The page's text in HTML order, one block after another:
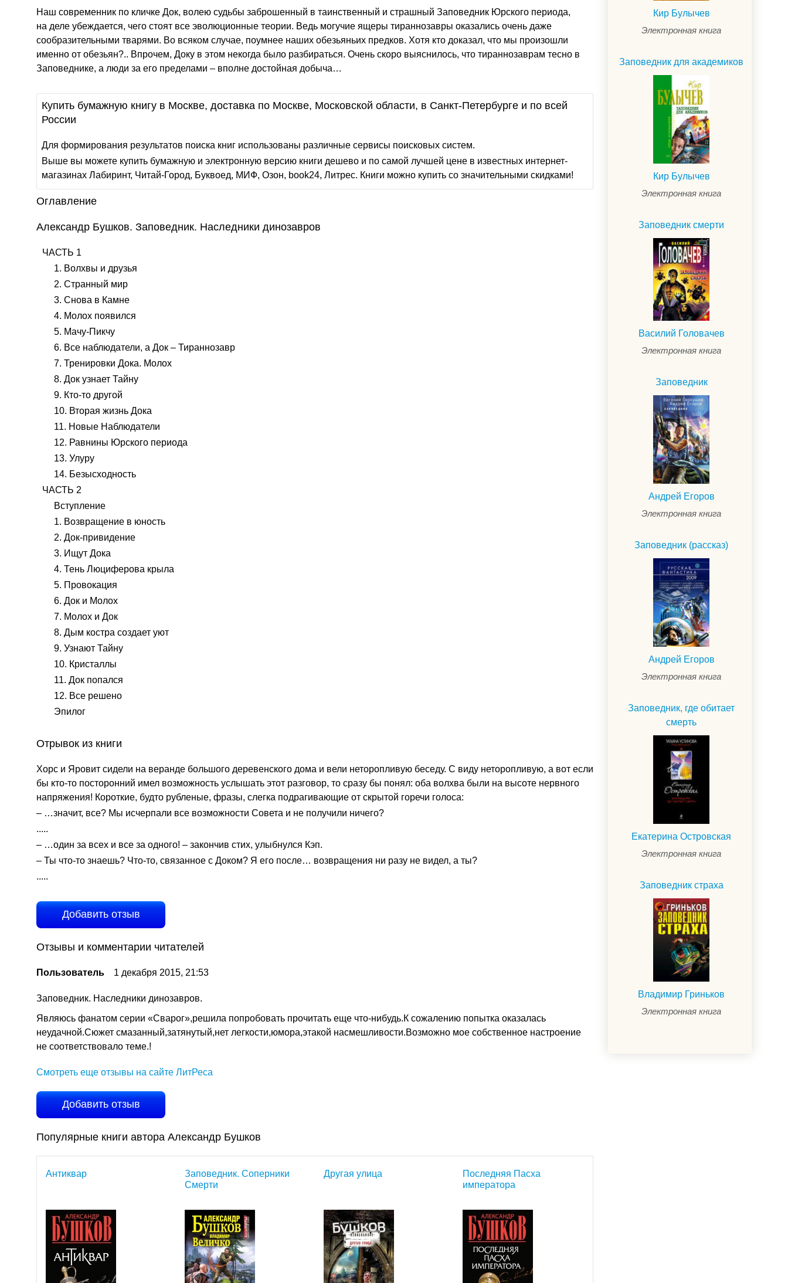
Наш современник по кличке Док, волею судьбы заброшенный в таинственный и страшный Заповедник Юрского периода,
на деле убеждается, чего стоят все эволюционные теории. Ведь могучие ящеры тираннозавры оказались очень даже
сообразительными тварями. Во всяком случае, поумнее наших обезьяньих предков. Хотя кто доказал, что мы произошли
именно от обезьян?.. Впрочем, Доку в этом некогда было разбираться. Очень скоро выяснилось, что тираннозаврам тесно в
Заповеднике, а люди за его пределами – вполне достойная добыча…
Купить бумажную книгу в Москве, доставка по Москве, Московской области, в Санкт-Петербурге и по всей
России
Для формирования результатов поиска книг использованы различные сервисы поисковых систем.
Выше вы можете купить бумажную и электронную версию книги дешево и по самой лучшей цене в известных интернет-
магазинах Лабиринт, Читай-Город, Буквоед, МИФ, Озон, book24, Литрес. Книги можно купить со значительными скидками!
Оглавление
Александр Бушков. Заповедник. Наследники динозавров
ЧАСТЬ 1
1. Волхвы и друзья
2. Странный мир
3. Снова в Камне
4. Молох появился
5. Мачу-Пикчу
6. Все наблюдатели, а Док – Тираннозавр
7. Тренировки Дока. Молох
8. Док узнает Тайну
9. Кто-то другой
10. Вторая жизнь Дока
11. Новые Наблюдатели
12. Равнины Юрского периода
13. Улуру
14. Безысходность
ЧАСТЬ 2
Вступление
1. Возвращение в юность
2. Док-привидение
3. Ищут Дока
4. Тень Люциферова крыла
5. Провокация
6. Док и Молох
7. Молох и Док
8. Дым костра создает уют
9. Узнают Тайну
10. Кристаллы
11. Док попался
12. Все решено
Эпилог
Отрывок из книги
Хорс и Яровит сидели на веранде большого деревенского дома и вели неторопливую беседу. С виду неторопливую, а вот если
бы кто-то посторонний имел возможность услышать этот разговор, то сразу бы понял: оба волхва были на высоте нервного
напряжения! Короткие, будто рубленые, фразы, слегка подрагивающие от скрытой горечи голоса:
– …значит, все? Мы исчерпали все возможности Совета и не получили ничего?
.....
– …один за всех и все за одного! – закончив стих, улыбнулся Кэп.
– Ты что-то знаешь? Что-то, связанное с Доком? Я его после… возвращения ни разу не видел, а ты?
.....
Добавить отзыв
Отзывы и комментарии читателей
Пользователь 1 декабря 2015, 21:53
Заповедник. Наследники динозавров.
Являюсь фанатом серии «Сварог»,решила попробовать прочитать еще что-нибудь.К сожалению попытка оказалась
неудачной.Сюжет смазанный,затянутый,нет легкости,юмора,этакой насмешливости.Возможно мое собственное настроение
не соответствовало теме.!
Смотреть еще отзывы на сайте ЛитРеса
Добавить отзыв
Популярные книги автора Александр Бушков
Антиквар
Заповедник. Соперники
Смерти
Другая улица
Последняя Пасха
императора
Кир Булычев
Электронная книга
Заповедник для академиков
Кир Булычев
Электронная книга
Заповедник смерти
Василий Головачев
Электронная книга
Заповедник
Андрей Егоров
Электронная книга
Заповедник (рассказ)
Андрей Егоров
Электронная книга
Заповедник, где обитает
смерть
Екатерина Островская
Электронная книга
Заповедник страха
Владимир Гриньков
Электронная книга